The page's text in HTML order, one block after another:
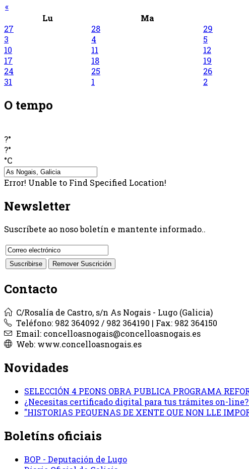
«
Lu
Ma
27
28 29
3
4 5
10
11 12
17
18 19
24
25 26
31
1 2
O tempo
?°
?°
°C
Error! Unable to Find Specified Location!
Newsletter
Suscríbete ao noso boletín e mantente informado..
Contacto
C/Rosalía de Castro, s/n As Nogais - Lugo (Galicia)
Teléfono: 982 364092 / 982 364190 | Fax: 982 364150
Email: concelloasnogais@concelloasnogais.es
Web: www.concelloasnogais.es
Novidades
SELECCIÓN 4 PEONS OBRA PUBLICA PROGRAMA
¿Necesitas certificado digital para tus trámites on-
"HISTORIAS PEQUENAS DE XENTE QUE NON LLE
Boletíns oficiais
BOP - Deputación de Lugo